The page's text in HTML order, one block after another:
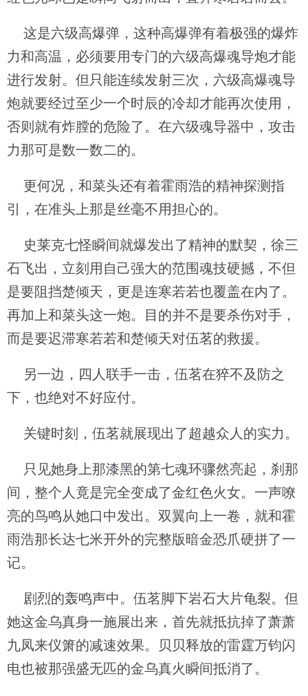
这是六级高爆弹，这种高爆弹有着极强的爆炸
力和高温，必须要用专门的六级高爆魂导炮才能
进行发射。但只能连续发射三次，六级高爆魂导
炮就要经过至少一个时辰的冷却才能再次使用，
否则就有炸膛的危险了。在六级魂导器中，攻击
力那可是数一数二的。
更何况，和菜头还有着霍雨浩的精神探测指
引，在准头上那是丝毫不用担心的。
史莱克七怪瞬间就爆发出了精神的默契，徐三
石飞出，立刻用自己强大的范围魂技硬撼，不但
是要阻挡楚倾天，更是连寒若若也覆盖在内了。
再加上和菜头这一炮。目的并不是要杀伤对手，
而是要迟滞寒若若和楚倾天对伍茗的救援。
另一边，四人联手一击，伍茗在猝不及防之
下，也绝对不好应付。
关键时刻，伍茗就展现出了超越众人的实力。
只见她身上那漆黑的第七魂环骤然亮起，刹那
间，整个人竟是完全变成了金红色火女。一声嘹
亮的鸟鸣从她口中发出。双翼向上一卷，就和霍
雨浩那长达七米开外的完整版暗金恐爪硬拼了一
记。
剧烈的轰鸣声中。伍茗脚下岩石大片龟裂。但
她这金乌真身一施展出来，首先就抵抗掉了萧萧
九凤来仪箫的减速效果。贝贝释放的雷霆万钧闪
电也被那强盛无匹的金乌真火瞬间抵消了。